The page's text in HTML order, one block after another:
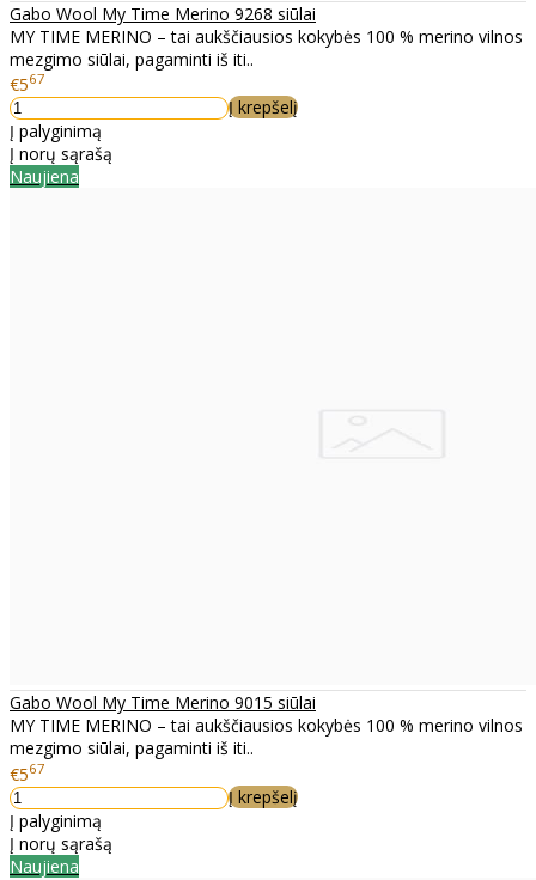
Gabo Wool My Time Merino 9268 siūlai
MY TIME MERINO – tai aukščiausios kokybės 100 % merino vilnos
mezgimo siūlai, pagaminti iš iti..
€567
Į krepšelį
Į palyginimą
Į norų sąrašą
Naujiena
Gabo Wool My Time Merino 9015 siūlai
MY TIME MERINO – tai aukščiausios kokybės 100 % merino vilnos
mezgimo siūlai, pagaminti iš iti..
€567
Į krepšelį
Į palyginimą
Į norų sąrašą
Naujiena